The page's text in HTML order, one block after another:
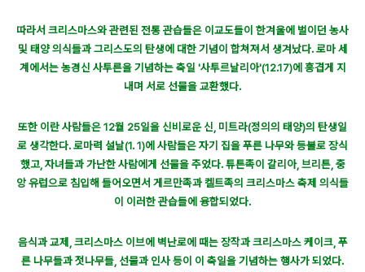
따라서 크리스마스와 관련된 전통 관습들은 이교도들이 한겨울에 벌이던 농사
및 태양 의식들과 그리스도의 탄생에 대한 기념이 합쳐져서 생겨났다. 로마 세
계에서는 농경신 사투른을 기념하는 축일 '사투르날리아'(12.17)에 흥겹게 지
내며 서로 선물을 교환했다.
또한 이란 사람들은 12월 25일을 신비로운 신, 미트라(정의의 태양)의 탄생일
로 생각한다. 로마력 설날(1. 1)에 사람들은 자기 집을 푸른 나무와 등불로 장식
했고, 자녀들과 가난한 사람에게 선물을 주었다. 튜튼족이 갈리아, 브리튼, 중
앙 유럽으로 침입해 들어오면서 게르만족과 켈트족의 크리스마스 축제 의식들
이 이러한 관습들에 융합되었다.
음식과 교제, 크리스마스 이브에 벽난로에 때는 장작과 크리스마스 케이크, 푸
른 나무들과 젓나무들, 선물과 인사 등이 이 축일을 기념하는 행사가 되었다.